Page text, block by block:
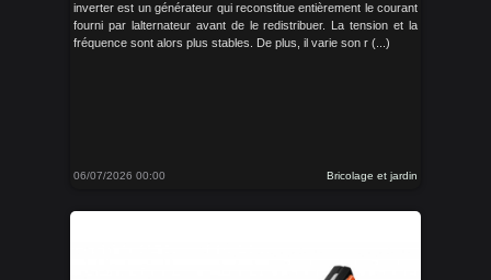
inverter est un générateur qui reconstitue entièrement le courant
fourni par lalternateur avant de le redistribuer. La tension et la
fréquence sont alors plus stables. De plus, il varie son r (...)
06/07/2026 00:00 Bricolage et jardin